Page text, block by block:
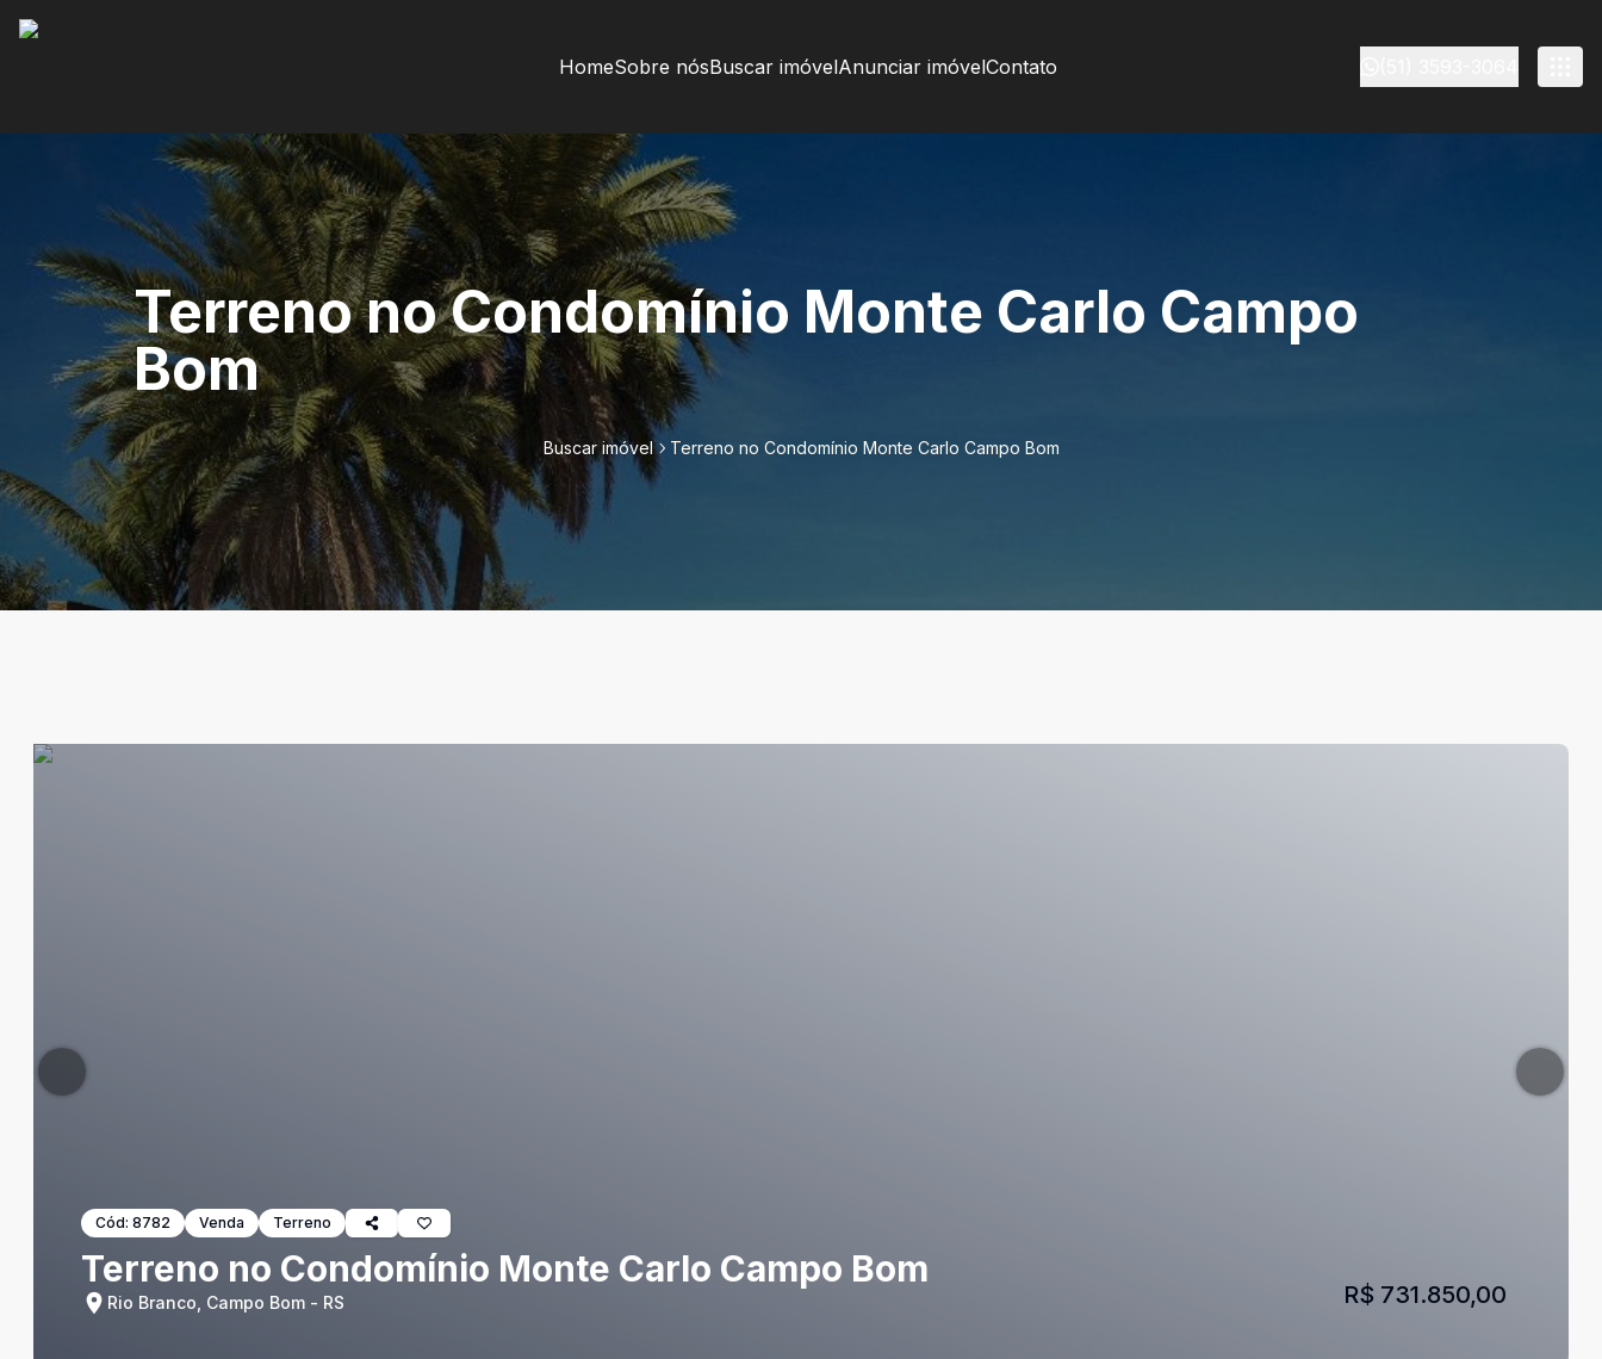
HomeSobre nósBuscar imóvelAnunciar imóvelContato
Terreno no Condomínio Monte Carlo Campo
Bom
Buscar imóvel Terreno no Condomínio Monte Carlo Campo Bom
Cód: 8782 Venda Terreno
Terreno no Condomínio Monte Carlo Campo Bom
Rio Branco, Campo Bom - RS R$ 731.850,00